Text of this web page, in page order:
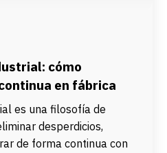
cómo
en fábrica
es una filosofía de
desperdicios,
de forma continua con